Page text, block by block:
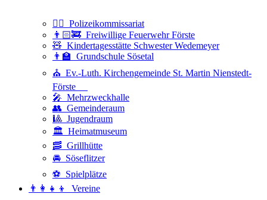
👮‍♂️ Polizeikommissariat
👨🏻‍🚒 Freiwillige Feuerwehr Förste
🧸 Kindertagesstätte Schwester Wedemeyer
👨‍🏫 Grundschule Sösetal
⛪ Ev.-Luth. Kirchengemeinde St. Martin Nienstedt-
Förste
🎤 Mehrzweckhalle
👥 Gemeinderaum
🎱 Jugendraum
🏛️ Heimatmuseum
🥓 Grillhütte
🚘 Söseflitzer
⚽ Spielplätze
👨‍👩‍👧‍👦 Vereine